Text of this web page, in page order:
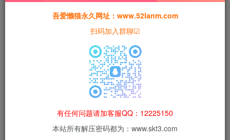
黄金会员猫粮15 钻石会员 免费
本站所有资源均为网络收集整理而来，仅供学习研究使用，请在下
载后24h内删除，谢谢合作！
本站资源仅用于学习交流，禁止商业运营与违法、侵权
果由使用者自行承担。
吾爱懒猫永久网址：www.52lanm.com
扫码加入群聊☑
有任何问题请加客服QQ：12225150
本站所有解压密码都为：www.skt3.com